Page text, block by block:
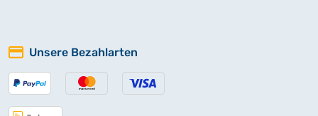
Unsere Bezahlarten